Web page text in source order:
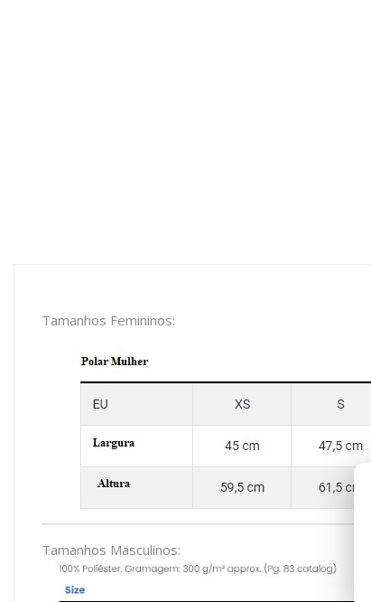
Tamanhos Femininos:
Tamanhos Masculinos: